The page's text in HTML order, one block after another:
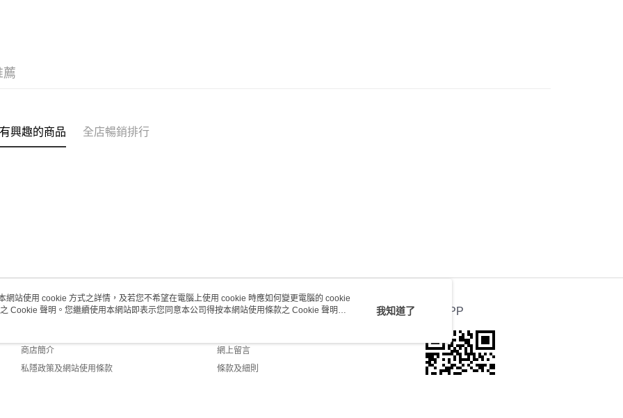
薦
興趣的商品 全店暢銷排行
關於我們
商店簡介
私隱政策及網站使用條款
客戶服務
網上留言
條款及細則
官方APP
網站使用 cookie 方式之詳情，及若您不希望在電腦上使用 cookie 時應如何變更電腦的 cookie
之 Cookie 聲明。您繼續使用本網站即表示您同意本公司得按本網站使用條款之 Cookie 聲明使
我知道了